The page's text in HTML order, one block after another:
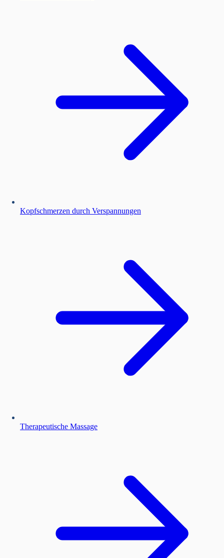
Kopfschmerzen durch Verspannungen
Therapeutische Massage